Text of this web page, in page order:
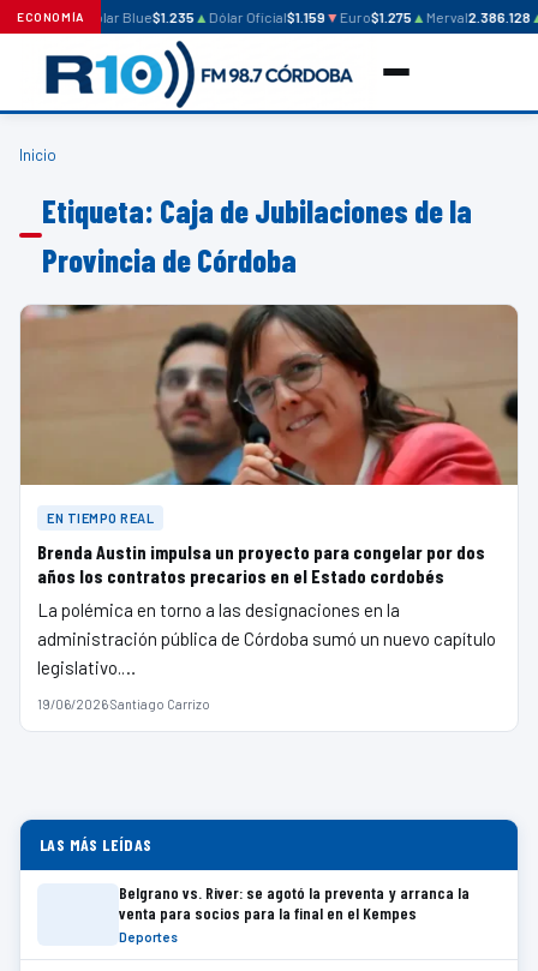
ECONOMÍADólar Blue$1.235▲ Dólar Oficial$1.159▼Euro$1.275▲ Merval2.386.128
Inicio
Etiqueta: Caja de Jubilaciones de la
Provincia de Córdoba
EN TIEMPO REAL
Brenda Austin impulsa un proyecto para congelar por dos
años los contratos precarios en el Estado cordobés
La polémica en torno a las designaciones en la
administración pública de Córdoba sumó un nuevo capítulo
legislativo.…
19/06/2026·Santiago Carrizo
LAS MÁS LEÍDAS
Belgrano vs. River: se agotó la preventa y arranca la
venta para socios para la final en el Kempes
Deportes